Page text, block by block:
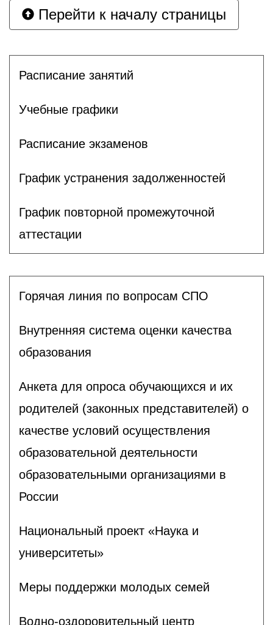
Перейти к началу страницы
Расписание занятий
Учебные графики
Расписание экзаменов
График устранения задолженностей
График повторной промежуточной
аттестации
Горячая линия по вопросам СПО
Внутренняя система оценки качества
образования
Анкета для опроса обучающихся и их
родителей (законных представителей) о
качестве условий осуществления
образовательной деятельности
образовательными организациями в
России
Национальный проект «Наука и
университеты»
Меры поддержки молодых семей
Водно-оздоровительный центр